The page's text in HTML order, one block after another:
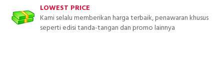
LOWEST PRICE
Kami selalu memberikan harga terbaik, penawaran khusus
seperti edisi tanda-tangan dan promo lainnya